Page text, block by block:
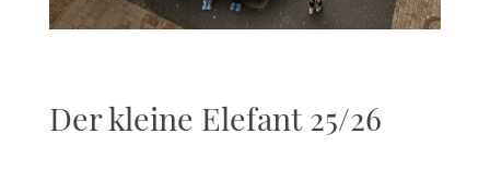
Der kleine Elefant 25/26